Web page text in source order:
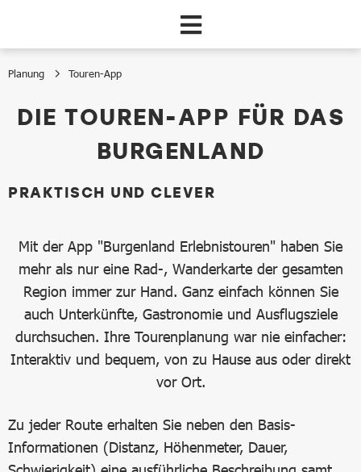
Planung Touren-App
Touren-App
DIE TOUREN-APP FÜR DAS
BURGENLAND
PRAKTISCH UND CLEVER
Mit der App "Burgenland Erlebnistouren" haben Sie
mehr als nur eine Rad-, Wanderkarte der gesamten
Region immer zur Hand. Ganz einfach können Sie
auch Unterkünfte, Gastronomie und Ausflugsziele
durchsuchen. Ihre Tourenplanung war nie einfacher:
Interaktiv und bequem, von zu Hause aus oder direkt
vor Ort.
Zu jeder Route erhalten Sie neben den Basis-
Informationen (Distanz, Höhenmeter, Dauer,